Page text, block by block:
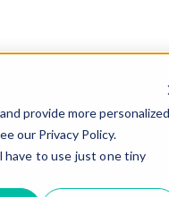
provide more personalized
our Privacy Policy.
to use just one tiny